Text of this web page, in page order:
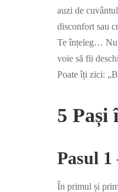
auzi de
disconfort sau
Te înțeleg… Nu
voie să fii
Poate îți zici:
5 Pași
Pasul
În primul și